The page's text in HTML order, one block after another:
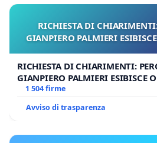
RICHIESTA DI
GIANPIERO PALMIERI
RICHIESTA DI CHIARIMENTI:
GIANPIERO PALMIERI ESIBISCE
1 504 firme
Avviso di trasparenza